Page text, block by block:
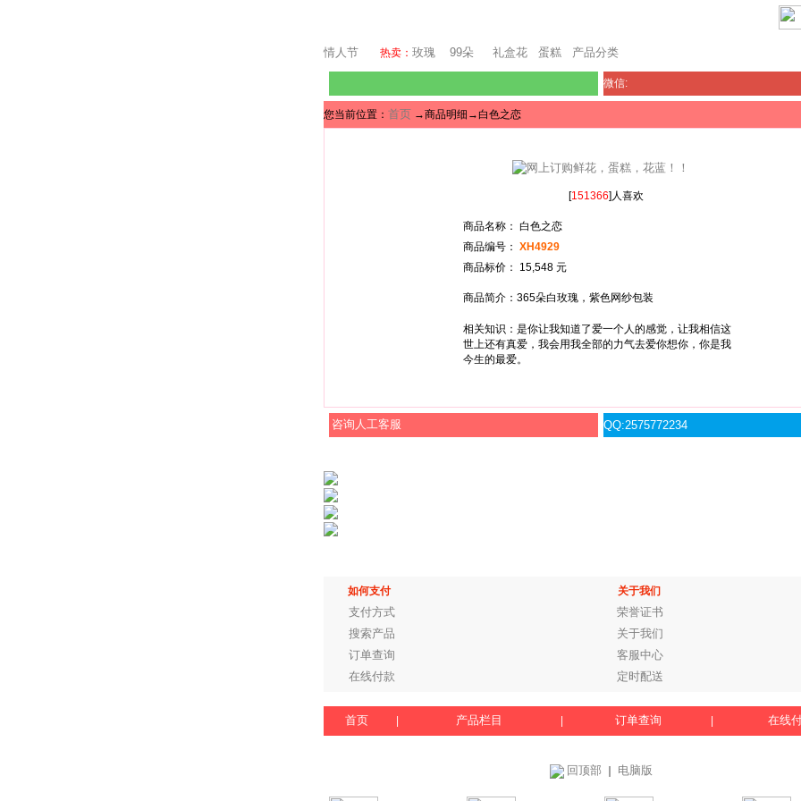
情人节 热卖： 玫瑰 99朵 礼盒花 蛋糕 产品分类
微信:
您当前位置： 首页 →商品明细→白色之恋
[151366]人喜欢
商品名称： 白色之恋
商品编号： XH4929
商品标价： 15,548 元
商品简介：365朵白玫瑰，紫色网纱包装
相关知识：是你让我知道了爱一个人的感觉，让我相信这
世上还有真爱，我会用我全部的力气去爱你想你，你是我
今生的最爱。
咨询人工客服 QQ:2575772234
如何支付 关于我们
支付方式
荣誉证书
搜索产品
关于我们
订单查询
客服中心
在线付款
定时配送
首页 产品栏目 订单查询 在线
回顶部 电脑版